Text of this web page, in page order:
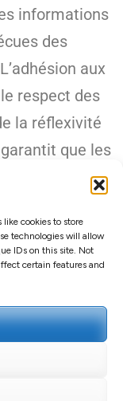
cookies to store
technologies will allow
IDs on this site. Not
certain features and
informations
des
aux
respect des
la réflexivité
que les
des
des cultures